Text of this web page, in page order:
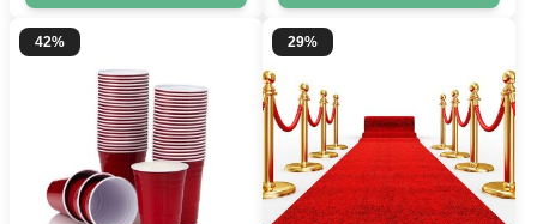
42% 29%